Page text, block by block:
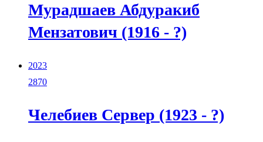
Мурадшаев Абдуракиб
Мензатович (1916 - ?)
2023
2870
Челебиев Сервер (1923 - ?)